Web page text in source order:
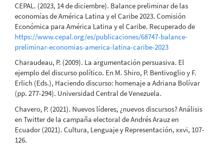
CEPAL. (2023, 14 de diciembre). Balance preliminar de las
economías de América Latina y el Caribe 2023. Comisión
Económica para América Latina y el Caribe. Recuperado de
https://www.cepal.org/es/publicaciones/68747-balance-
preliminar-economias-america-latina-caribe-2023
Charaudeau, P. (2009). La argumentación persuasiva. El
ejemplo del discurso político. En M. Shiro, P. Bentivoglio y F.
Erlich (Eds.), Haciendo discurso: homenaje a Adriana Bolívar
(pp. 277-294). Universidad Central de Venezuela.
Chavero, P. (2021). Nuevos líderes, ¿nuevos discursos? Análisis
en Twitter de la campaña electoral de Andrés Arauz en
Ecuador (2021). Cultura, Lenguaje y Representación, xxvi, 107-
126.